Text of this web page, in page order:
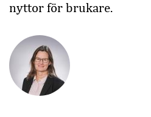
nyttor för brukare.